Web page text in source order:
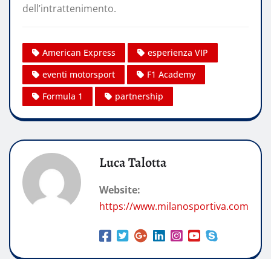
dell’intrattenimento.
American Express
esperienza VIP
eventi motorsport
F1 Academy
Formula 1
partnership
Luca Talotta
Website:
https://www.milanosportiva.com